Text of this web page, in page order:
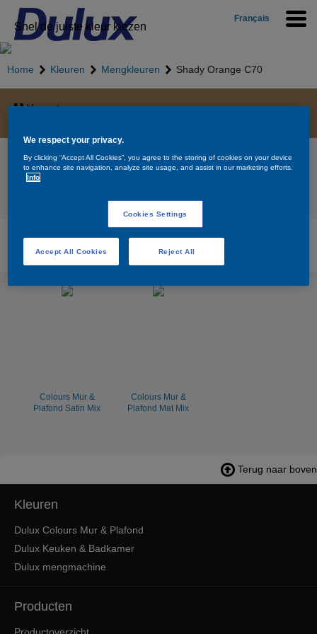
Français
Snel de juiste kleur kiezen
Home Kleuren Mengkleuren Shady Orange C70
Vergroten
Shady Orange C70
Beschikbare producten voor de kleur Shady
Orange C70
Colours Mur &
Plafond Satin Mix
Colours Mur &
Plafond Mat Mix
Terug naar boven
Kleuren
Dulux Colours Mur & Plafond
Dulux Keuken & Badkamer
Dulux mengmachine
Producten
We respect your privacy.
By clicking “Accept All Cookies”, you agree to the storing of cookies on your device
to enhance site navigation, analyze site usage, and assist in our marketing efforts.
Info
Cookies Settings
Reject All
Accept All Cookies